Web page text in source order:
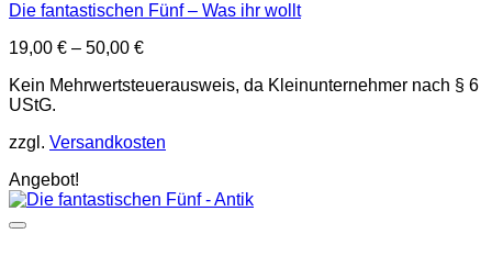
Die fantastischen Fünf – Was ihr wollt
19,00 € – 50,00 €
Kein Mehrwertsteuerausweis, da Kleinunternehmer nach § 6
UStG.
zzgl. Versandkosten
Angebot!